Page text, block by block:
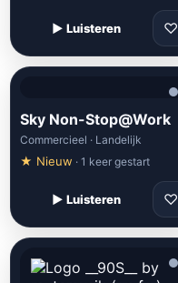
▶ Luisteren ♡
Sky Non-Stop@Work
Commercieel · Landelijk
★ Nieuw · 1 keer gestart
▶ Luisteren ♡